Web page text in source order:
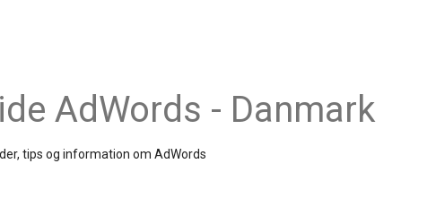
AdWords - Danmark
tips og information om AdWords